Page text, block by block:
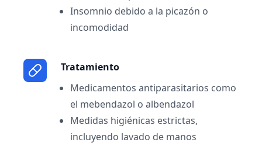
Insomnio debido a la picazón o
incomodidad
Tratamiento
Medicamentos antiparasitarios como
el mebendazol o albendazol
Medidas higiénicas estrictas,
incluyendo lavado de manos